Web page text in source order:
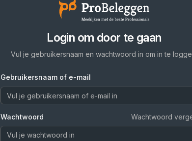
Login om door te gaan
Vul je gebruikersnaam en wachtwoord in om in te
Gebruikersnaam of e-mail
Wachtwoord Wachtwoord